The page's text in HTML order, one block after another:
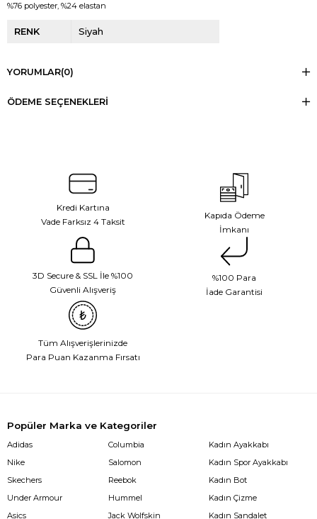
%76 polyester, %24 elastan
RENK Siyah
YORUMLAR(0)
ÖDEME SEÇENEKLERI
Kredi Kartına
Vade Farksız 4 Taksit
Kapıda Ödeme
İmkanı
3D Secure & SSL İle %100
Güvenli Alışveriş
%100 Para
İade Garantisi
Tüm Alışverişlerinizde
Para Puan Kazanma Fırsatı
Popüler Marka ve Kategoriler
Adidas
Nike
Skechers
Under Armour
Asics
Columbia
Salomon
Reebok
Hummel
Jack Wolfskin
Kadın Ayakkabı
Kadın Spor Ayakkabı
Kadın Bot
Kadın Çizme
Kadın Sandalet